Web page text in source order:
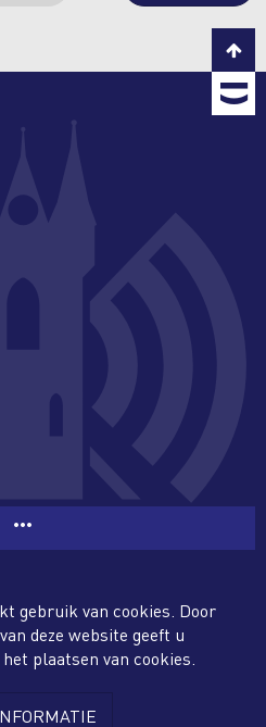
gebruik van cookies. Door
deze website geeft u
plaatsen van cookies.
more_horiz